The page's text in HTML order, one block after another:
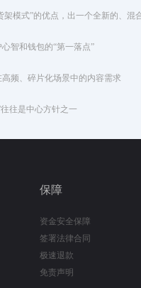
智和钱包的“第一落点”
频、碎片化场景中的内容需求
往是中心方针之一
保障
资金安全保障
签署法律合同
极速退款
免责声明